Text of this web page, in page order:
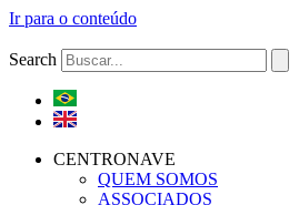
Ir para o conteúdo
Search
CENTRONAVE
QUEM SOMOS
ASSOCIADOS